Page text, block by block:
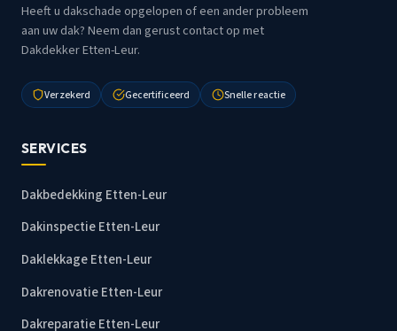
Heeft u dakschade opgelopen of een ander probleem
aan uw dak? Neem dan gerust contact op met
Dakdekker Etten-Leur.
Verzekerd Gecertificeerd Snelle reactie
SERVICES
Dakbedekking Etten-Leur
Dakinspectie Etten-Leur
Daklekkage Etten-Leur
Dakrenovatie Etten-Leur
Dakreparatie Etten-Leur